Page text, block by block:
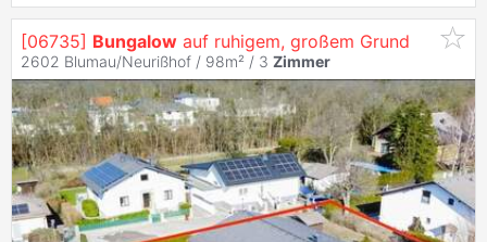
[06735] Bungalow auf ruhigem, großem Grund
2602 Blumau/Neurißhof / 98m² / 3 Zimmer